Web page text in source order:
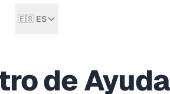
🇪🇸 ES
de Ayuda